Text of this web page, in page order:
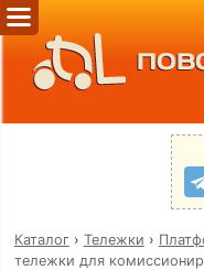
Каталог› Тележки ›
тележки для